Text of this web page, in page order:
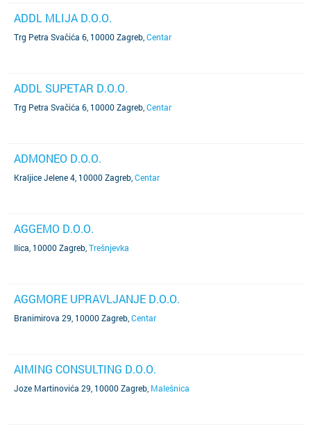
ADDL MLIJA D.O.O.
Trg Petra Svačića 6, 10000 Zagreb Centar
ADDL SUPETAR D.O.O.
Trg Petra Svačića 6, 10000 Zagreb Centar
ADMONEO D.O.O.
Kraljice Jelene 4, 10000 Zagreb Centar
AGGEMO D.O.O.
Ilica, 10000 Zagreb Trešnjevka
AGGMORE UPRAVLJANJE D.O.O.
Branimirova 29, 10000 Zagreb Centar
AIMING CONSULTING D.O.O.
Joze Martinovića 29, 10000 Zagreb Malešnica